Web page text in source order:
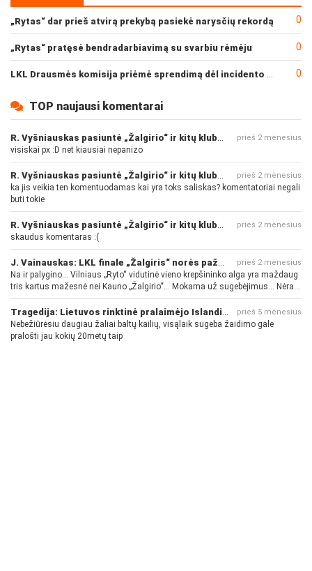
„Rytas“ dar prieš atvirą prekybą pasiekė narysčių rekordą 0
„Rytas“ pratęsė bendradarbiavimą su svarbiu rėmėju 0
LKL Drausmės komisija priėmė sprendimą dėl incidento po „Neptūno“ ir „Juventus“ rungtynių 0
TOP naujausi komentarai
prieš 2 mėnesius
visiskai px :D net kiausiai nepanizo
prieš 2 mėnesius
ka jis veikia ten komentuodamas kai yra toks saliskas? komentatoriai negali
buti tokie
prieš 2 mėnesius
skaudus komentaras :(
prieš 2 mėnesius
Na ir palygino... Vilniaus „Ryto“ vidutinė vieno krepšininko alga yra maždaug
tris kartus mažesnė nei Kauno „Žalgirio“... Mokama už sugebėjimus... Nėra
pinigų - nėra gerų žaidėjų...
prieš 5 mėnesius
Nebežiūrėsiu daugiau žaliai baltų kailių, visąlaik sugeba žaidimo gale
pralošti jau kokių 20metų taip